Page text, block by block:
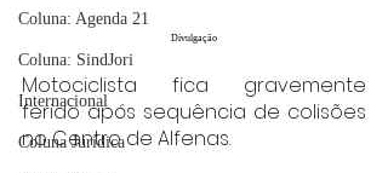
Coluna: Agenda 21
Coluna: SindJori
Internacional
Coluna Jurídica
Divulgação
Motociclista fica gravemente
ferido após sequência de colisões
no Centro de Alfenas.